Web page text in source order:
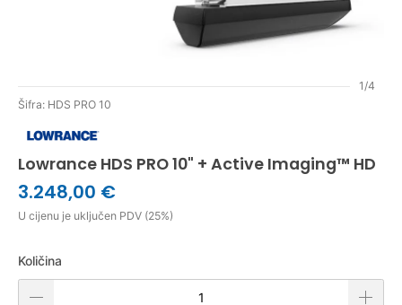
1/4
Šifra: HDS PRO 10
Lowrance HDS PRO 10" + Active Imaging™ HD
3.248,00 €
U cijenu je uključen PDV (25%)
Količina